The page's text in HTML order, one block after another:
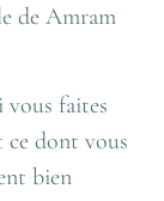
vous faites
ce dont vous
bien